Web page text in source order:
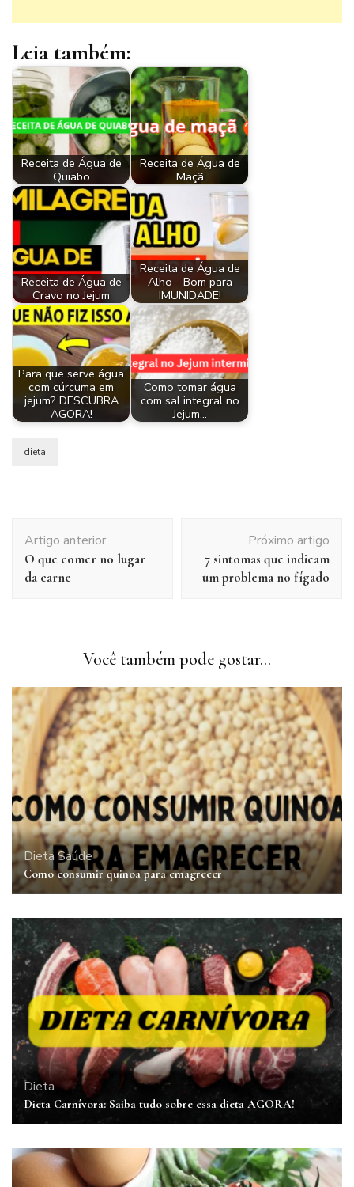
Leia também:
Receita de Água de
Quiabo
Receita de Água de
Maçã
Receita de Água de
Cravo no Jejum
Receita de Água de
Alho - Bom para
IMUNIDADE!
Para que serve água
com cúrcuma em
jejum? DESCUBRA
AGORA!
Como tomar água
com sal integral no
Jejum…
dieta
de
post
Artigo anterior
O que comer no lugar
da carne
Próximo artigo
7 sintomas que indicam
um problema no fígado
Você também pode gostar...
Dieta Saúde
Como consumir quinoa para emagrecer
Dieta
Dieta Carnívora: Saiba tudo sobre essa dieta AGORA!